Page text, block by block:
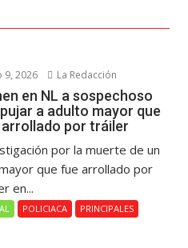
9, 2026 La Redacción
en NL a sospechoso
a adulto mayor que
por tráiler
por la muerte de un
que fue arrollado por
en...
POLICIACA PRINCIPALES